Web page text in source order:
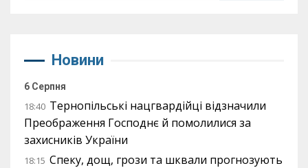
Новини
6 Серпня
18:40 Тернопільські нацгвардійці відзначили
Преображення Господнє й помолилися за
захисників України
18:15 Спеку, дощ, грози та шквали прогнозують